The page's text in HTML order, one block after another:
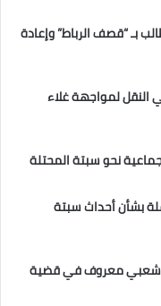
بـ “قصف الرباط” وإعادة
لمواجهة غلاء
نحو سبتة المحتلة
بشأن أحداث سبتة
شعبي معروف في قضية